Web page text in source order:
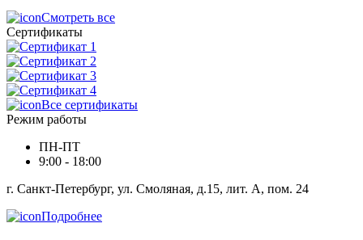
Смотреть все
Сертификаты
Все сертификаты
Режим работы
ПН-ПТ
9:00 - 18:00
г. Санкт-Петербург, ул. Смоляная, д.15, лит. А, пом. 24
Подробнее